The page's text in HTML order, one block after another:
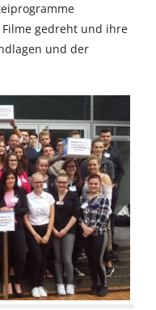
gedreht und ihre
und der